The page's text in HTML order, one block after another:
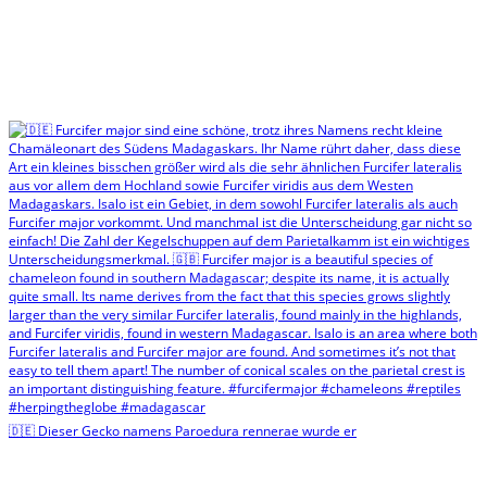
🇩🇪 Dieser Gecko namens Paroedura rennerae wurde er